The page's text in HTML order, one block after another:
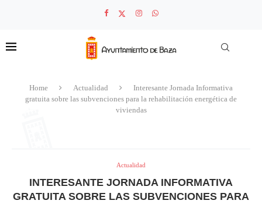
Home Actualidad
Interesante Jornada Informativa
gratuita sobre las subvenciones para la rehabilitación energética de
viviendas
Actualidad
INTERESANTE JORNADA INFORMATIVA
GRATUITA SOBRE LAS SUBVENCIONES PARA